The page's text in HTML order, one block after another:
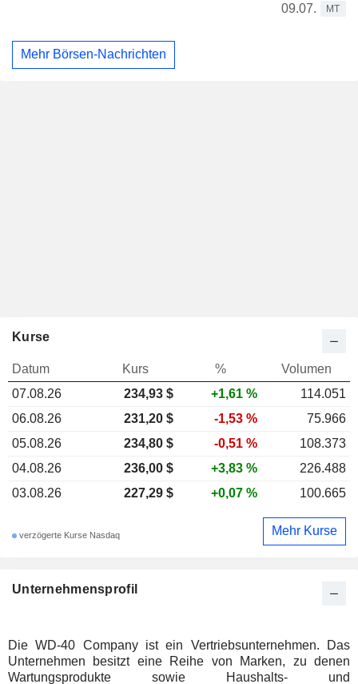
09.07.
MT
Mehr Börsen-Nachrichten
Unternehmensprofil
Die WD-40 Company ist ein Vertriebsunternehmen. Das
Unternehmen besitzt eine Reihe von Marken, zu denen
Wartungsprodukte sowie Haushalts- und
Kurse
Datum Kurs %
Volumen
07.08.26
234,93 $ +1,61 %
114.051
06.08.26
231,20 $ -1,53 %
75.966
05.08.26
234,80 $ -0,51 %
108.373
04.08.26
236,00 $ +3,83 %
226.488
03.08.26
227,29 $ +0,07 % 100.665
verzögerte Kurse Nasdaq Mehr Kurse